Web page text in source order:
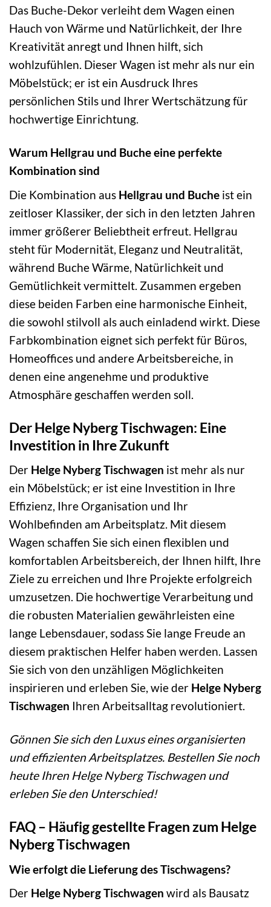
Das Buche-Dekor verleiht dem Wagen einen
Hauch von Wärme und Natürlichkeit, der Ihre
Kreativität anregt und Ihnen hilft, sich
wohlzufühlen. Dieser Wagen ist mehr als nur ein
Möbelstück; er ist ein Ausdruck Ihres
persönlichen Stils und Ihrer Wertschätzung für
hochwertige Einrichtung.
Warum Hellgrau und Buche eine perfekte
Kombination sind
Die Kombination aus Hellgrau und Buche ist ein
zeitloser Klassiker, der sich in den letzten Jahren
immer größerer Beliebtheit erfreut. Hellgrau
steht für Modernität, Eleganz und Neutralität,
während Buche Wärme, Natürlichkeit und
Gemütlichkeit vermittelt. Zusammen ergeben
diese beiden Farben eine harmonische Einheit,
die sowohl stilvoll als auch einladend wirkt. Diese
Farbkombination eignet sich perfekt für Büros,
Homeoffices und andere Arbeitsbereiche, in
denen eine angenehme und produktive
Atmosphäre geschaffen werden soll.
Der Helge Nyberg Tischwagen: Eine
Investition in Ihre Zukunft
Der Helge Nyberg Tischwagen ist mehr als nur
ein Möbelstück; er ist eine Investition in Ihre
Effizienz, Ihre Organisation und Ihr
Wohlbefinden am Arbeitsplatz. Mit diesem
Wagen schaffen Sie sich einen flexiblen und
komfortablen Arbeitsbereich, der Ihnen hilft, Ihre
Ziele zu erreichen und Ihre Projekte erfolgreich
umzusetzen. Die hochwertige Verarbeitung und
die robusten Materialien gewährleisten eine
lange Lebensdauer, sodass Sie lange Freude an
diesem praktischen Helfer haben werden. Lassen
Sie sich von den unzähligen Möglichkeiten
inspirieren und erleben Sie, wie der Helge Nyberg
Tischwagen Ihren Arbeitsalltag revolutioniert.
Gönnen Sie sich den Luxus eines organisierten
und effizienten Arbeitsplatzes. Bestellen Sie noch
heute Ihren Helge Nyberg Tischwagen und
erleben Sie den Unterschied!
FAQ – Häufig gestellte Fragen zum Helge
Nyberg Tischwagen
Wie erfolgt die Lieferung des Tischwagens?
Der Helge Nyberg Tischwagen wird als Bausatz